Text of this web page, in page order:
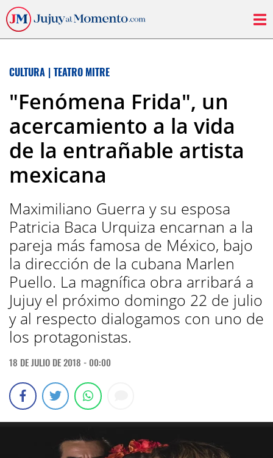
CULTURA | TEATRO MITRE
"Fenómena Frida", un
acercamiento a la vida
de la entrañable artista
mexicana
Maximiliano Guerra y su esposa
Patricia Baca Urquiza encarnan a la
pareja más famosa de México, bajo
la dirección de la cubana Marlen
Puello. La magnífica obra arribará a
Jujuy el próximo domingo 22 de julio
y al respecto dialogamos con uno de
los protagonistas.
18 DE JULIO DE 2018 - 00:00